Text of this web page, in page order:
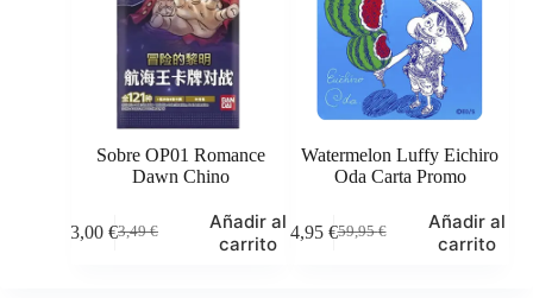
Sobre OP01 Romance
Dawn Chino
3,49€
El
3,00 €El
Añadir al
carrito
Watermelon Luffy Eichiro
Oda Carta Promo
59,95€
El
44,95 €El
Añadir al
carrito